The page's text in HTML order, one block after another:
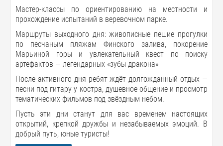
Мастер-классы по ориентированию на местности и
прохождение испытаний в веревочном парке.
Маршруты выходного дня: живописные пешие прогулки
по песчаным пляжам Финского залива, покорение
Марьиной горы и увлекательный квест по поиску
артефактов — легендарных «зубы дракона»
После активного дня ребят ждёт долгожданный отдых —
песни под гитару у костра, душевное общение и просмотр
тематических фильмов под звёздным небом.
Пусть эти дни станут для вас временем настоящих
открытий, крепкой дружбы и незабываемых эмоций. В
добрый путь, юные туристы!